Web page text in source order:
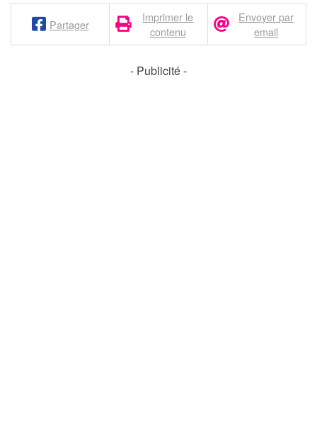
Partager
Imprimer le
contenu
Envoyer par
email
- Publicité -